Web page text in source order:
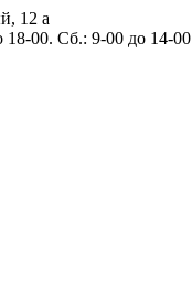
12 а
00. Сб.: 9-00 до 14-00